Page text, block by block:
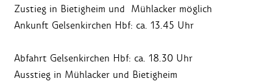
Zustieg in Bietigheim und Mühlacker möglich
Ankunft Gelsenkirchen Hbf: ca. 13.45 Uhr
Abfahrt Gelsenkirchen Hbf: ca. 18.30 Uhr
Ausstieg in Mühlacker und Bietigheim